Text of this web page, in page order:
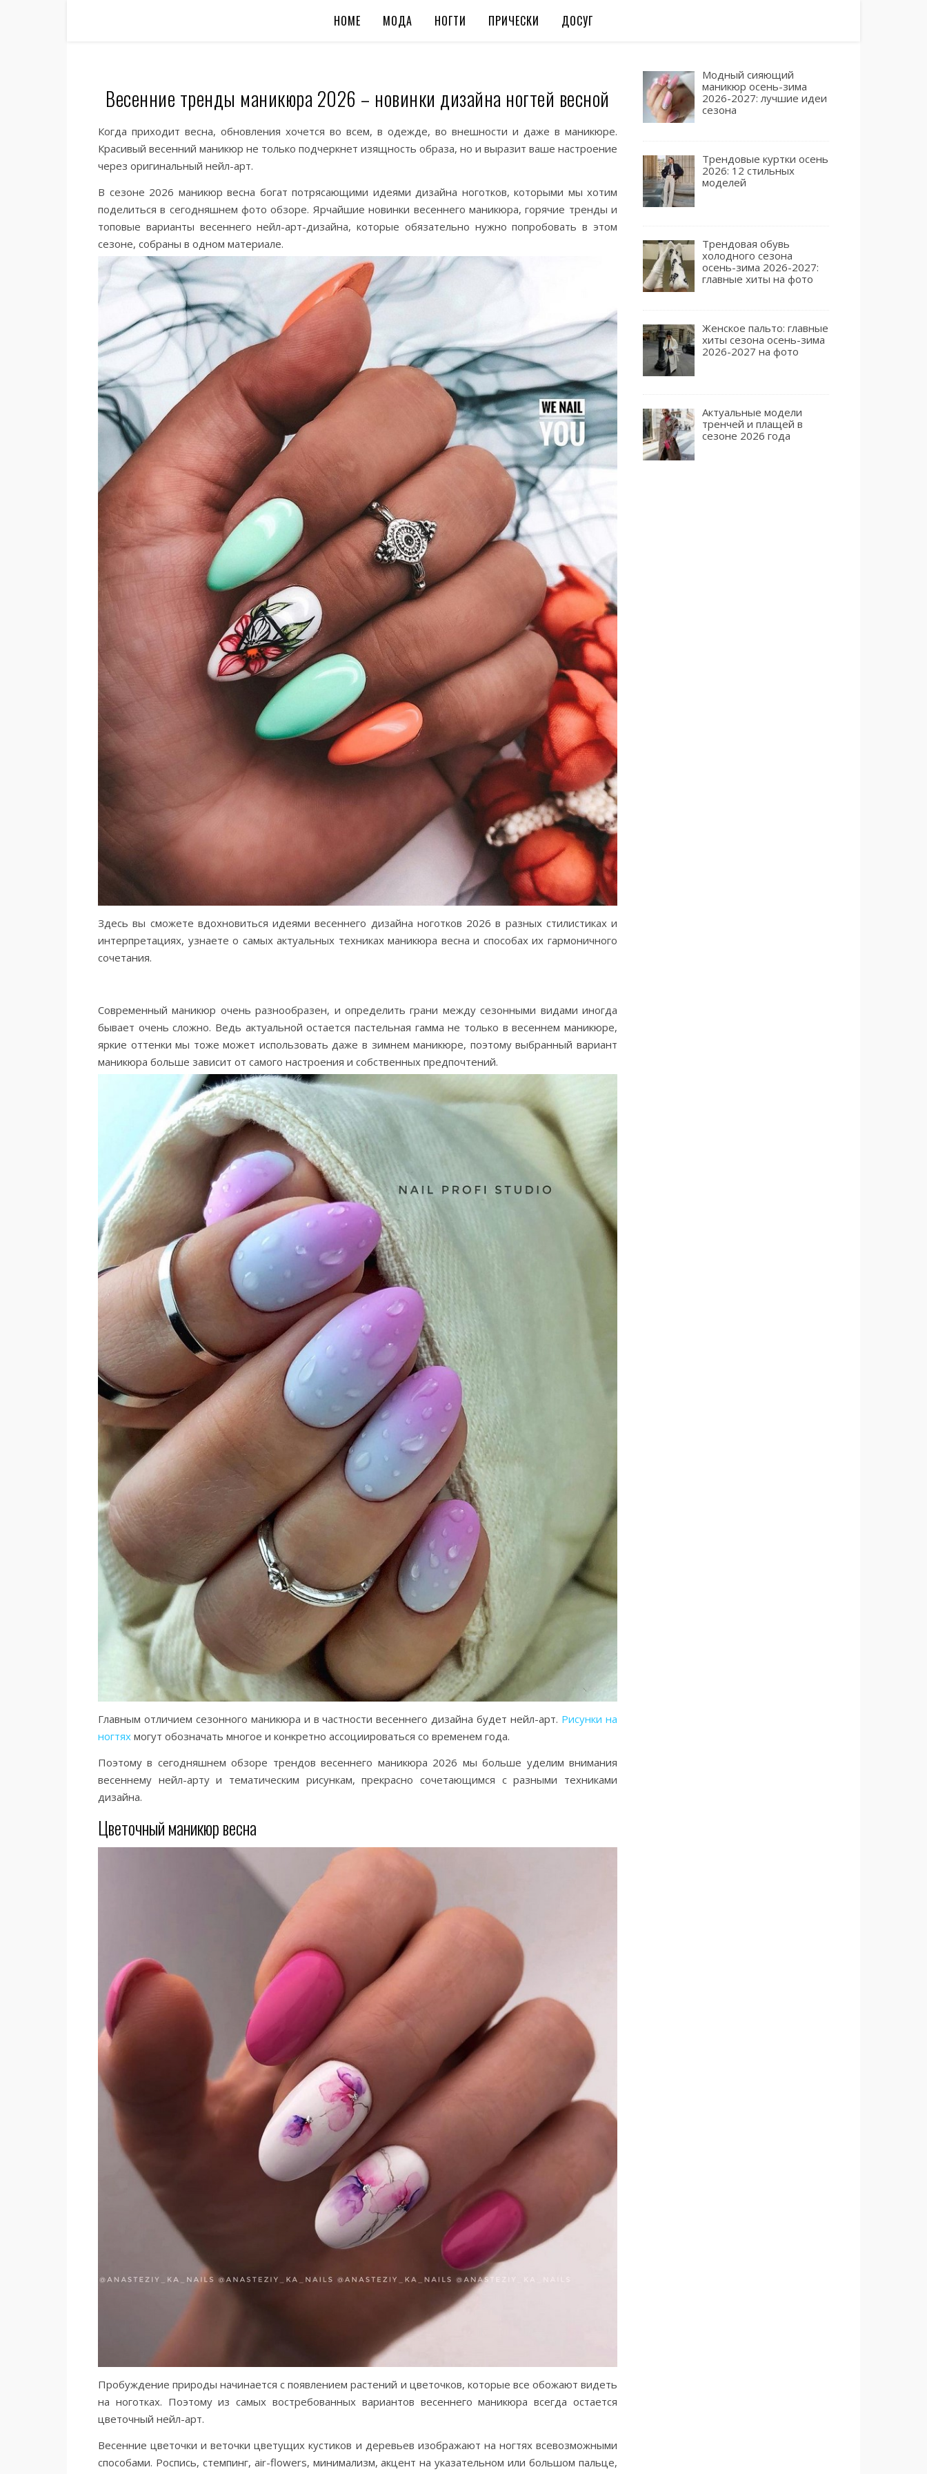
HOME МОДА НОГТИ ПРИЧЕСКИ ДОСУГ
Весенние тренды маникюра 2026 – новинки дизайна ногтей весной
Когда приходит весна, обновления хочется во всем, в одежде, во внешности и даже в маникюре.
Красивый весенний маникюр не только подчеркнет изящность образа, но и выразит ваше настроение
через оригинальный нейл-арт.
В сезоне 2026 маникюр весна богат потрясающими идеями дизайна ноготков, которыми мы хотим
поделиться в сегодняшнем фото обзоре. Ярчайшие новинки весеннего маникюра, горячие тренды и
топовые варианты весеннего нейл-арт-дизайна, которые обязательно нужно попробовать в этом
сезоне, собраны в одном материале.
Здесь вы сможете вдохновиться идеями весеннего дизайна ноготков 2026 в разных стилистиках и
интерпретациях, узнаете о самых актуальных техниках маникюра весна и способах их гармоничного
сочетания.
Современный маникюр очень разнообразен, и определить грани между сезонными видами иногда
бывает очень сложно. Ведь актуальной остается пастельная гамма не только в весеннем маникюре,
яркие оттенки мы тоже может использовать даже в зимнем маникюре, поэтому выбранный вариант
маникюра больше зависит от самого настроения и собственных предпочтений.
Главным отличием сезонного маникюра и в частности весеннего дизайна будет нейл-арт. Рисунки на
ногтях могут обозначать многое и конкретно ассоциироваться со временем года.
Поэтому в сегодняшнем обзоре трендов весеннего маникюра 2026 мы больше уделим внимания
весеннему нейл-арту и тематическим рисункам, прекрасно сочетающимся с разными техниками
дизайна.
Цветочный маникюр весна
Пробуждение природы начинается с появлением растений и цветочков, которые все обожают видеть
на ноготках. Поэтому из самых востребованных вариантов весеннего маникюра всегда остается
цветочный нейл-арт.
Весенние цветочки и веточки цветущих кустиков и деревьев изображают на ногтях всевозможными
способами. Роспись, стемпинг, air-flowers, минимализм, акцент на указательном или большом пальце,
Модный сияющий
маникюр осень-зима
2026-2027: лучшие идеи
сезона
Трендовые куртки осень
2026: 12 стильных
моделей
Трендовая обувь
холодного сезона
осень-зима 2026-2027:
главные хиты на фото
Женское пальто: главные
хиты сезона осень-зима
2026-2027 на фото
Актуальные модели
тренчей и плащей в
сезоне 2026 года